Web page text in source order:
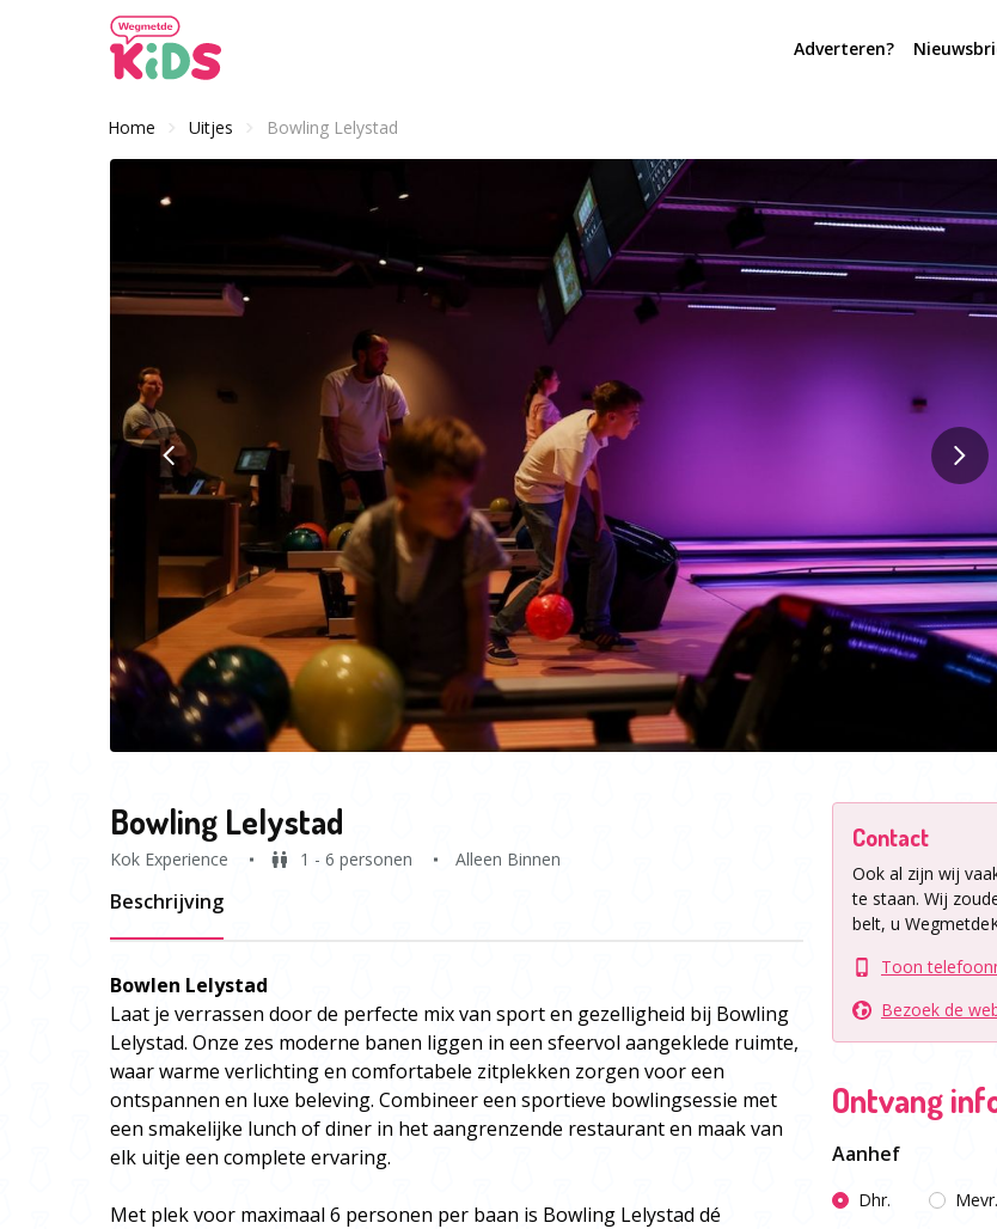
Adverteren?
Home Uitjes Bowling Lelystad
Bowling Lelystad
Kok Experience 1 - 6 personen Alleen Binnen
Beschrijving
Bowlen Lelystad
Laat je verrassen door de perfecte mix van sport en gezelligheid bij Bowling
Lelystad. Onze zes moderne banen liggen in een sfeervol aangeklede ruimte,
waar warme verlichting en comfortabele zitplekken zorgen voor een
ontspannen en luxe beleving. Combineer een sportieve bowlingsessie met
een smakelijke lunch of diner in het aangrenzende restaurant en maak van
elk uitje een complete ervaring.
Met plek voor maximaal 6 personen per baan is Bowling Lelystad dé
Contact
Ook al zijn wij
te staan. Wij
belt, u
Toon
Bezoek de
Ontvang
Aanhef
Dhr. Mevr.